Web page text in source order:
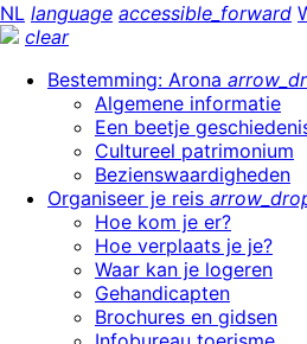
NL language accessible_forward
clear
Bestemming: Arona
Algemene informatie
Een beetje
Cultureel patrimonium
Bezienswaardigheden
Organiseer je reis
Hoe kom je er?
Hoe verplaats je je?
Waar kan je logeren
Gehandicapten
Brochures en gidsen